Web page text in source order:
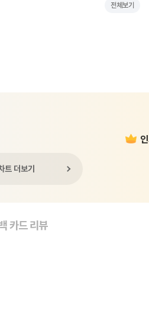
전체보기
트 더보기
카드 리뷰